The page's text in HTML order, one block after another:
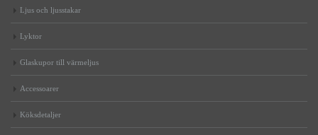
Ljus och ljusstakar
Lyktor
Glaskupor till värmeljus
Accessoarer
Köksdetaljer